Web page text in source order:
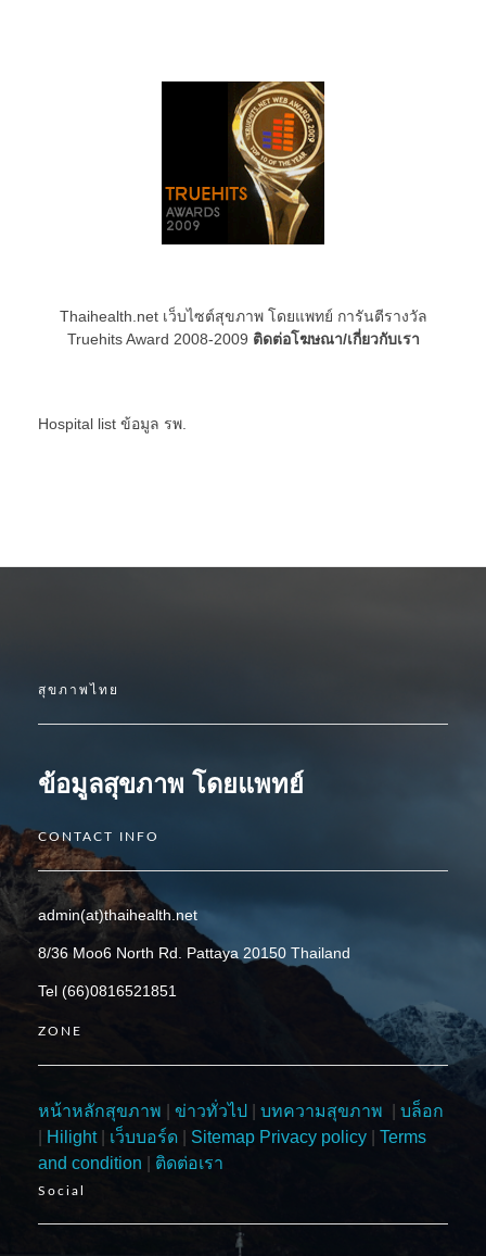
Thaihealth.net เว็บไซต์สุขภาพ โดยแพทย์ การันตีรางวัล
Truehits Award 2008-2009 ติดต่อโฆษณา/เกี่ยวกับเรา
Hospital list ข้อมูล รพ.
สุขภาพไทย
ข้อมูลสุขภาพ โดยแพทย์
CONTACT INFO
admin(at)thaihealth.net
8/36 Moo6 North Rd. Pattaya 20150 Thailand
Tel (66)0816521851
ZONE
หน้าหลักสุขภาพ ข่าวทั่วไป บทความสุขภาพ
บล็อก
Hilight| เว็บบอร์ด Sitemap Privacy policy
Terms
and condition
ติดต่อเรา
Social